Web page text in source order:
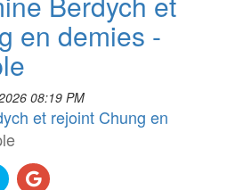
en demies -
08:19 PM
et rejoint Chung en